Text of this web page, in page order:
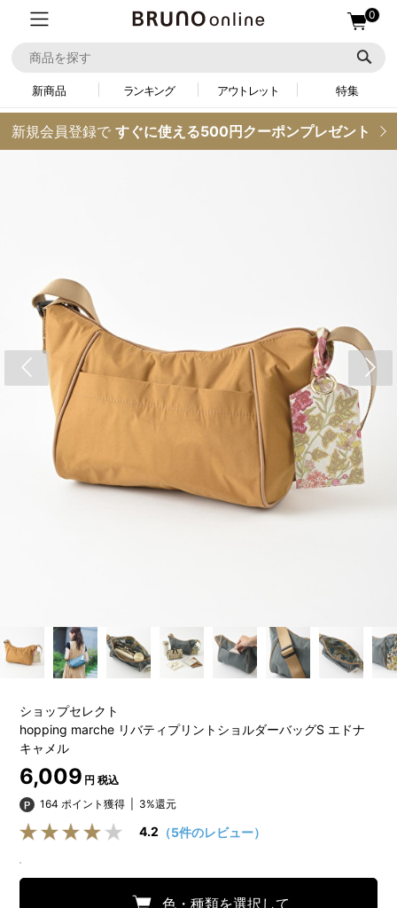
0
新商品 ランキング アウトレット 特集
新規会員登録で すぐに使える500円クーポンプレゼント
ショップセレクト
hopping marche リバティプリントショルダーバッグS エドナ
キャメル
6,009 円 税込
164 ポイント獲得
3%還元
4.2 （5件のレビュー）
色・種類を選択して